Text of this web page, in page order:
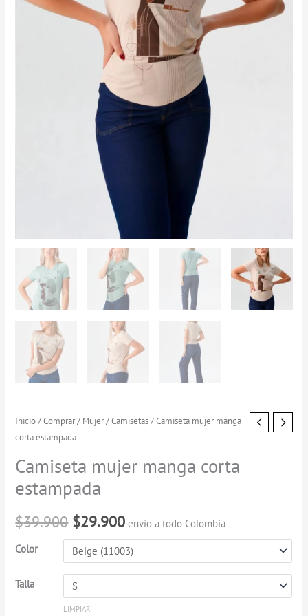
Inicio/Comprar/ Mujer/Camisetas/ Camiseta mujer manga
corta estampada
Camiseta mujer manga corta
estampada
$39.900
El
original
$39.900.
$29.900
El
$29.900.
envío a todo Colombia
Color
Talla
LIMPIAR
Camiseta
mujer
manga
corta
estampada
cantidad